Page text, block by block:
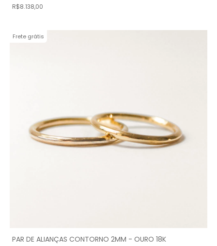
R$8.138,00
Frete grátis
PAR DE ALIANÇAS CONTORNO 2MM - OURO 18K